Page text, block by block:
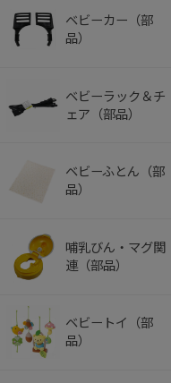
ベビーカー（部
品）
ベビーラック＆チ
ェア（部品）
ベビーふとん（部
品）
哺乳びん・マグ関
連（部品）
ベビートイ（部
品）